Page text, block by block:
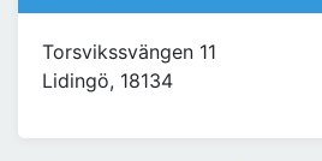
Torsvikssvängen 11
Lidingö, 18134